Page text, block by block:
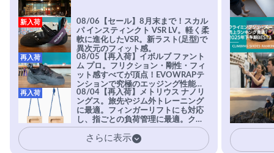
08/06【セール】8月末まで！スカル
パ インスティンクト VSR LV。軽く柔
軟に進化したVSR。新ラスト(足型)で
異次元のフィット感。
新入荷
08/05【再入荷】イボルブ ファント
ム プロ。フリクション・剛性・フィ
ット感すべてが頂点！EVOWRAPテ
ンションで究極のエッジング性能を
実現。進化系ラバーEvo-74はTRAX
を凌駕する粘着力で極小ホールドに
安心感。
再入荷
08/04【再入荷】メトリウス ナノリ
ングス。旅先やジム外トレーニング
に最適。フィンガーリフトにも対応
し、指ごとの負荷管理に最適。クラ
イマーの指を本気で鍛えるギア。
再入荷
さらに表示